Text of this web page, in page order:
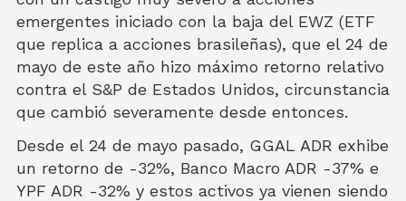
emergentes iniciado con la baja del EWZ (ETF
que replica a acciones brasileñas), que el 24 de
mayo de este año hizo máximo retorno relativo
contra el S&P de Estados Unidos, circunstancia
que cambió severamente desde entonces.
Desde el 24 de mayo pasado, GGAL ADR exhibe
un retorno de -32%, Banco Macro ADR -37% e
YPF ADR -32% y estos activos ya vienen siendo